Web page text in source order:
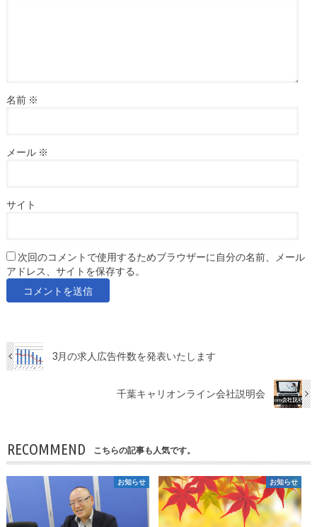
名前 ※
メール ※
サイト
次回のコメントで使用するためブラウザーに自分の名前、メール
アドレス、サイトを保存する。
3月の求人広告件数を発表いたします
千葉キャリオンライン会社説明会
RECOMMEND こちらの記事も人気です。
お知らせ お知らせ